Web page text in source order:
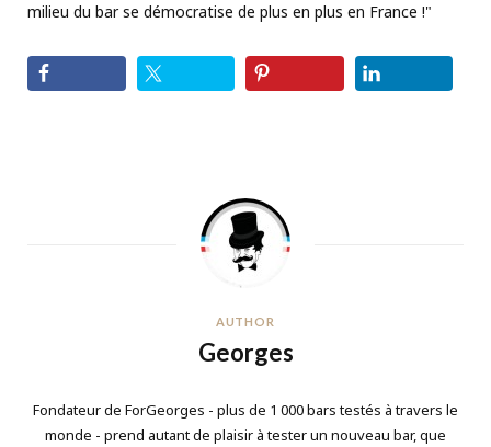
milieu du bar se démocratise de plus en plus en France !"
AUTHOR
Georges
Fondateur de ForGeorges - plus de 1 000 bars testés à travers le
monde - prend autant de plaisir à tester un nouveau bar, que